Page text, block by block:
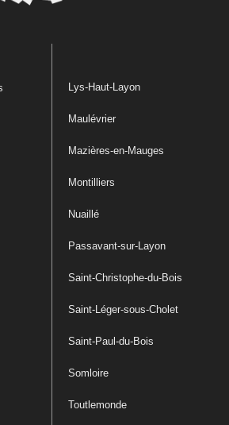
Lys-Haut-Layon
Maulévrier
Mazières-en-Mauges
Montilliers
Nuaillé
Passavant-sur-Layon
Saint-Christophe-du-Bois
Saint-Léger-sous-Cholet
Saint-Paul-du-Bois
Somloire
Toutlemonde